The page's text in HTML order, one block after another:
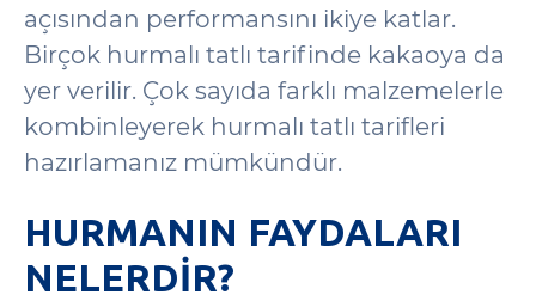
açısından performansını ikiye katlar.
Birçok hurmalı tatlı tarifinde kakaoya da
yer verilir. Çok sayıda farklı malzemelerle
kombinleyerek hurmalı tatlı tarifleri
hazırlamanız mümkündür.
HURMANIN FAYDALARI
NELERDIR?